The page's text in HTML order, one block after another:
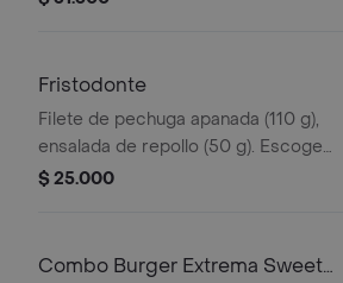
Fristodonte
Filete de pechuga apanada (110 g),
ensalada de repollo (50 g). Escoge
entre salsa búfalo sriracha, BBQ, salsa
$ 25.000
Combo Burger Extrema Sweet